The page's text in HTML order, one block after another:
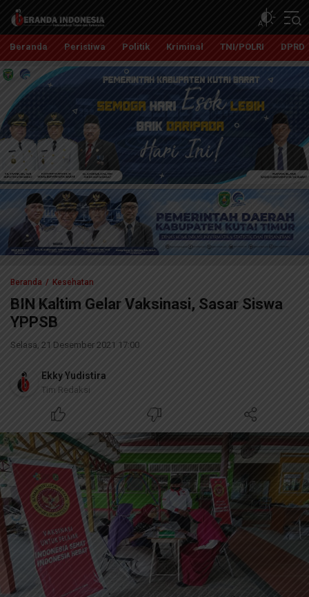
Beranda Indonesia
Independent, Tajam dan Terpercaya
Beranda Peristiwa Politik Kriminal TNI/POLRI DPRD
Beranda Kesehatan
BIN Kaltim Gelar Vaksinasi, Sasar Siswa
YPPSB
Selasa, 21 Desember 2021 17:00
Ekky Yudistira
Tim Redaksi